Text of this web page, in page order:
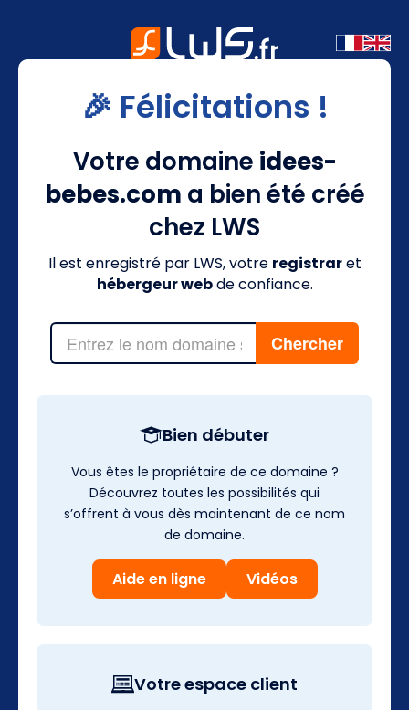
🎉 Félicitations !
Votre domaine idees-
bebes.com a bien été créé
chez LWS
Il est enregistré par LWS, votre registraret
hébergeur webde confiance.
Bien débuter
Vous êtes le propriétaire de ce domaine ?
Découvrez toutes les possibilités qui
s’offrent à vous dès maintenant de ce nom
de domaine.
Aide en ligne Vidéos
Votre espace client